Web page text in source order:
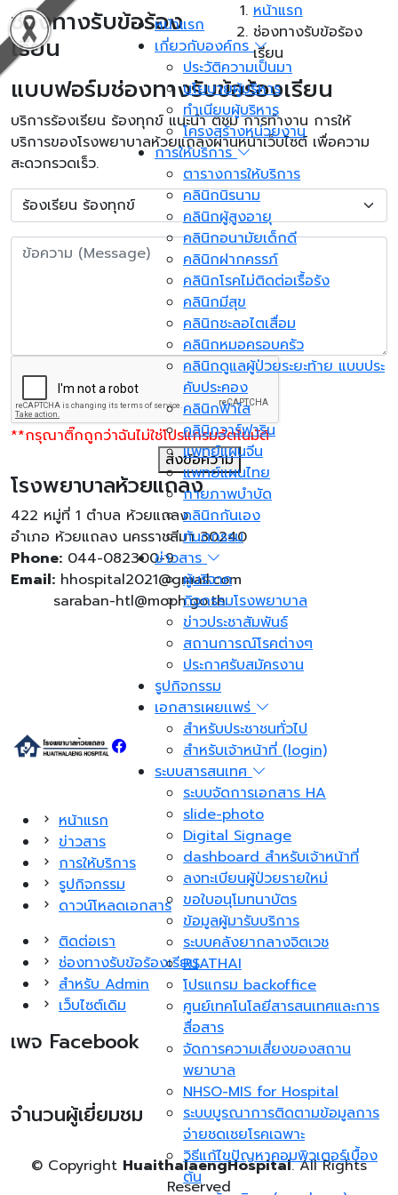
หน้าแรก
เกี่ยวกับองค์กร
ประวัติความเป็นมา
นโยบายผู้บริหาร
ทำเนียบผู้บริหาร
โครงสร้างหน่วยงาน
การให้บริการ
ตารางการให้บริการ
คลินิกนิรนาม
คลินิกผู้สูงอายุ
คลินิกอนามัยเด็กดี
คลินิกฝากครรภ์
คลินิกโรคไม่ติดต่อเรื้อรัง
คลินิกมีสุข
คลินิกชะลอไตเสื่อม
คลินิกหมอครอบครัว
คลินิกดูแลผู้ป่วยระยะท้าย แบบประ
คับประคอง
คลินิกฟ้าใส
คลินิกวาร์ฟาริน
แพทย์แผนจีน
แพทย์แผนไทย
กายภาพบำบัด
คลินิกกันเอง
ทันตกรรม
ข่าวสาร
ผู้บริจาค
กิจกรรมโรงพยาบาล
ข่าวประชาสัมพันธ์
สถานการณ์โรคต่างๆ
ประกาศรับสมัครงาน
รูปกิจกรรม
เอกสารเผยเเพร่
สำหรับประชาชนทั่วไป
สำหรับเจ้าหน้าที่ (login)
ระบบสารสนเทศ
ระบบจัดการเอกสาร HA
slide-photo
Digital Signage
dashboard สำหรับเจ้าหน้าที่
ลงทะเบียนผู้ป่วยรายใหม่
ขอใบอนุโมทนาบัตร
ข้อมูลผู้มารับบริการ
ระบบคลังยากลางจิตเวช
RSATHAI
โปรแกรม backoffice
ศูนย์เทคโนโลยีสารสนเทศและการ
สื่อสาร
จัดการความเสี่ยงของสถาน
พยาบาล
NHSO-MIS for Hospital
ระบบบูรณาการติดตามข้อมูลการ
จ่ายชดเชยโรคเฉพาะ
วิธีแก้ไขปัญหาคอมพิวเตอร์เบื้อง
ต้น
ช่องทางรับข้อร้อง
เรียน
หน้าแรก
ช่องทางรับข้อร้อง
เรียน
แบบฟอร์มช่องทางรับข้อร้องเรียน
บริการร้องเรียน ร้องทุกข์ แนะนำ ติชม การทำงาน การให้
บริการของโรงพยาบาลห้วยแถลงผ่านหน้าเว็บไซต์ เพื่อความ
สะดวกรวดเร็ว.
**กรุณาติ๊กถูกว่าฉันไม่ใช่โปรแกรมอัตโนมัติ
ส่งข้อความ
โรงพยาบาลห้วยแถลง
422 หมู่ที่ 1 ตำบล ห้วยแถลง
อำเภอ ห้วยแถลง นครราชสีมา 30240
Phone: 044-082300-9
Email: hhospital2021@gmail.com
saraban-htl@moph.go.th
หน้าแรก
ข่าวสาร
การให้บริการ
รูปกิจกรรม
ดาวน์โหลดเอกสาร
ติดต่อเรา
ช่องทางรับข้อร้องเรียน
สำหรับ Admin
เว็บไซต์เดิม
เพจ Facebook
จำนวนผู้เยี่ยมชม
© Copyright HuaithalaengHospital. All Rights
Reserved